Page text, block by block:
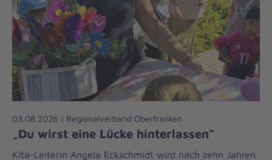
03.08.2026 | Regionalverband Oberfranken
„Du wirst eine Lücke hinterlassen“
Kita-Leiterin Angela Eckschmidt wird nach zehn Jahren